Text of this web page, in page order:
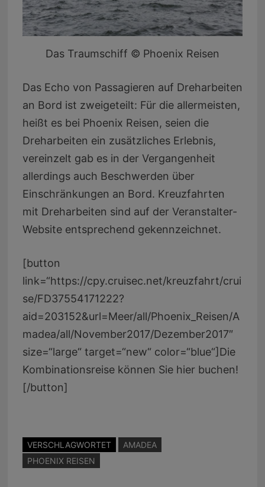
Das Traumschiff © Phoenix Reisen
Das Echo von Passagieren auf Dreharbeiten
an Bord ist zweigeteilt: Für die allermeisten,
heißt es bei Phoenix Reisen, seien die
Dreharbeiten ein zusätzliches Erlebnis,
vereinzelt gab es in der Vergangenheit
allerdings auch Beschwerden über
Einschränkungen an Bord. Kreuzfahrten
mit Dreharbeiten sind auf der Veranstalter-
Website entsprechend gekennzeichnet.
[button
link=“https://cpy.cruisec.net/kreuzfahrt/crui
se/FD37554171222?
aid=203152&url=Meer/all/Phoenix_Reisen/A
madea/all/November2017/Dezember2017″
size=“large“ target=“new“ color=“blue“]Die
Kombinationsreise können Sie hier buchen!
[/button]
VERSCHLAGWORTET
AMADEA
PHOENIX REISEN